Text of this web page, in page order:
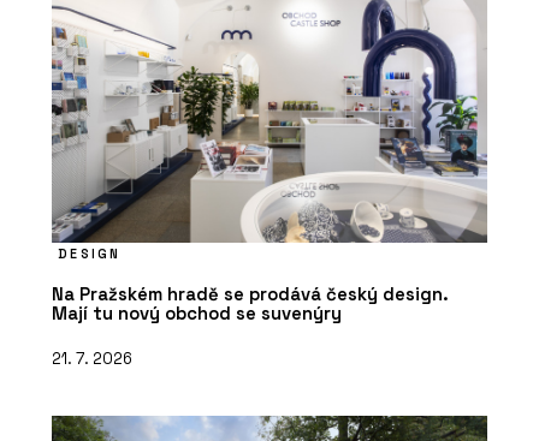
DESIGN
Na Pražském hradě se prodává český design.
Mají tu nový obchod se suvenýry
21. 7. 2026